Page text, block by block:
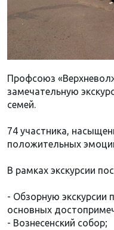
Профсоюз
замечательную
семей.
74 участника,
положительных
В рамках экскурсии
- Обзорную экскурсии
основных
- Вознесенский собор;